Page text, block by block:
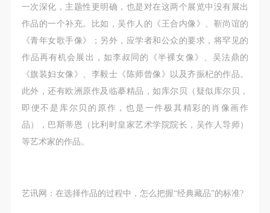
一次深化，主题性更明确，也是对在这两个展览中没有展出
作品的一个补充。比如，吴作人的《王合内像》、靳尚谊的
《青年女歌手像》；另外，应学者和公众的要求，将罕见的
作品再有机会展出，如李叔同的《半裸女像》、吴法鼎的
《旗装妇女像》、李毅士《陈师曾像》以及齐振杞的作品。
此外，还有欧洲原作及临摹精品，如库尔贝（疑似库尔贝，
即便不是库尔贝的原作，也是一件极其精彩的肖像画作
品），巴斯蒂恩（比利时皇家艺术学院院长，吴作人导师）
等艺术家的作品。
艺讯网：在选择作品的过程中，怎么把握“经典藏品”的标准?
（1）、拍摄内容 乙方拍摄的带有甲方肖像的作品内
容包括：①中央美术学院美术馆②中央美术学院校园
内○3由中央美术学院公共教育部策划或执行的一切活
动。
（2）、使用形式 用于中央美术学院图书出版、销售
附带光盘及宣传资料。
（3）、使用地域范围
适用地域范围包括国内和国外。
使用肖像的媒介限于不损害甲方肖像权的任何媒介
永久使用。
（1）、拍摄内容 乙方拍摄的带有甲方肖像的作品内
容包括：①中央美术学院美术馆②中央美术学院校园
内○3由中央美术学院公共教育部策划或执行的一切活
动。
（2）、使用形式 用于中央美术学院图书出版、销售
附带光盘及宣传资料。
（3）、使用地域范围
适用地域范围包括国内和国外。
使用肖像的媒介限于不损害甲方肖像权的任何媒介
永久使用。
（1）、拍摄内容 乙方拍摄的带有甲方肖像的作品内
容包括：①中央美术学院美术馆②中央美术学院校园
内○3由中央美术学院公共教育部策划或执行的一切活
动。
（2）、使用形式 用于中央美术学院图书出版、销售
附带光盘及宣传资料。
（3）、使用地域范围
适用地域范围包括国内和国外。
使用肖像的媒介限于不损害甲方肖像权的任何媒介
永久使用。
手机号码
发送验证码
手机号码将作为您的登录账号
验证码